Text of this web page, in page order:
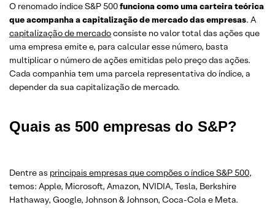
O renomado índice S&P 500funciona como uma carteira teórica
que acompanha a capitalização de mercado das empresas. A
capitalização de mercadoconsiste no valor total das ações que
uma empresa emite e, para calcular esse número, basta
multiplicar o número de ações emitidas pelo preço das ações.
Cada companhia tem uma parcela representativa do índice, a
depender da sua capitalização de mercado.
Quais as 500 empresas do S&P?
Dentre as principais empresas que compões o índice S&P 500,
temos: Apple, Microsoft, Amazon, NVIDIA, Tesla, Berkshire
Hathaway, Google, Johnson & Johnson, Coca-Cola e Meta.